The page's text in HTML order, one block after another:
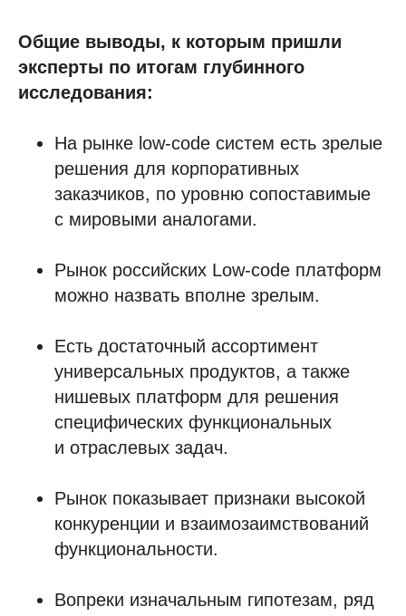
Общие выводы, к которым пришли
эксперты по итогам глубинного
исследования:
На рынке low-code систем есть зрелые
решения для корпоративных
заказчиков, по уровню сопоставимые
с мировыми аналогами.
Рынок российских Low-code платформ
можно назвать вполне зрелым.
Есть достаточный ассортимент
универсальных продуктов, а также
нишевых платформ для решения
специфических функциональных
и отраслевых задач.
Рынок показывает признаки высокой
конкуренции и взаимозаимствований
функциональности.
Вопреки изначальным гипотезам, ряд